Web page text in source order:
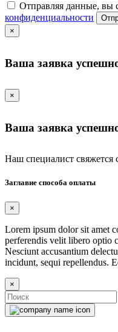
Отправляя данные, вы
конфиденциальности
×
Ваша заявка
×
Ваша заявка
Наш специалист
Заглавие способа оплаты
×
Lorem ipsum dolor sit amet
perferendis velit libero optio
Nesciunt accusantium
incidunt, sequi repellendus.
×